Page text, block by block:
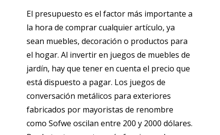
El presupuesto es el factor más importante a
la hora de comprar cualquier artículo, ya
sean muebles, decoración o productos para
el hogar. Al invertir en juegos de muebles de
jardín, hay que tener en cuenta el precio que
está dispuesto a pagar. Los juegos de
conversación metálicos para exteriores
fabricados por mayoristas de renombre
como Sofwe oscilan entre 200 y 2000 dólares.